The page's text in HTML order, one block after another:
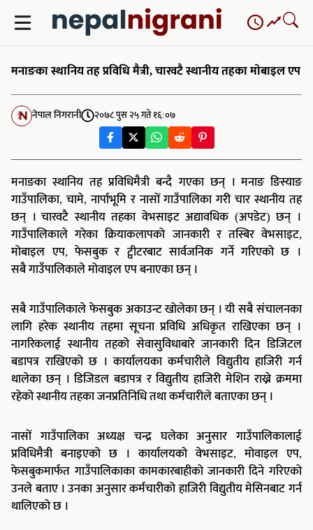
content
मनाङका स्थानिय तह प्रविधि मैत्री, चारवटै स्थानीय तहका माेबाइल एप
नेपाल निगरानी २०७८ पुस २५ गते १६:०७
मनाङका स्थानिय तह प्रविधिमैत्री बन्दै गएका छन् । मनाङ ङिस्याङ
गाउँपालिका, चामे, नार्पाभूमि र नासों गाउँपालिका गरी चार स्थानीय तह
छन् । चारवटै स्थानीय तहका वेभसाइट अद्यावधिक (अपडेट) छन् ।
गाउँपालिकाले गरेका क्रियाकलापको जानकारी र तस्बिर वेभसाइट,
मोबाइल एप, फेसबुक र ट्वीटरबाट सार्वजनिक गर्ने गरिएको छ ।
सबै गाउँपालिकाले मोवाइल एप बनाएका छन् ।
सबै गाउँपालिकाले फेसबुक अकाउन्ट खोलेका छन् । यी सबै संचालनका
लागि हरेक स्थानीय तहमा सूचना प्रविधि अधिकृत राखिएका छन् ।
नागरिकलाई स्थानीय तहको सेवासुविधाबारे जानकारी दिन डिजिटल
बडापत्र राखिएको छ । कार्यालयका कर्मचारीले विद्युतीय हाजिरी गर्न
थालेका छन् । डिजिडल बडापत्र र विद्युतीय हाजिरी मेशिन राख्ने क्रममा
रहेको स्थानीय तहका जनप्रतिनिधि तथा कर्मचारीले बताएका छन् ।
नासों गाउँपालिका अध्यक्ष चन्द्र घलेका अनुसार गाउँपालिकालाई
प्रविधिमैत्री बनाइएको छ । कार्यालयको वेभसाइट, मोवाइल एप,
फेसबुकमार्फत गाउँपालिकाका कामकारबाहीको जानकारी दिने गरिएको
उनले बताए । उनका अनुसार कर्मचारीको हाजिरी विद्युतीय मेसिनबाट गर्न
थालिएको छ ।